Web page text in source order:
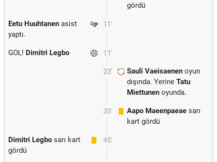
gördü
11'
Eetu Huuhtanen asist
yaptı.
11'
GOL! Dimitri Legbo
23' Sauli Vaeisaenen oyun
dışında. Yerine Tatu
Miettunen oyunda.
35' Aapo Maeenpaeae sarı
kart gördü
45'
Dimitri Legbo sarı kart
gördü